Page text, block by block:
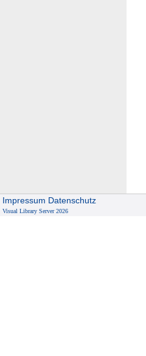
Impressum Datenschutz
Visual Library Server 2026